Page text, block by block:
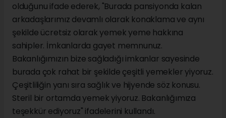
olduğunu ifade ederek, "Burada pansiyonda kalan
arkadaşlarımız devamlı olarak konaklama ve aynı
şekilde ücretsiz olarak yemek yeme hakkına
sahipler. İmkanlarda gayet memnunuz.
Bakanlığımızın bize sağladığı imkanlar sayesinde
burada çok rahat bir şekilde çeşitli yemekler yiyoruz.
Çeşitliliğin yanı sıra sağlık ve hijyende söz konusu.
Steril bir ortamda yemek yiyoruz. Bakanlığımıza
teşekkür ediyoruz" ifadelerini kullandı.